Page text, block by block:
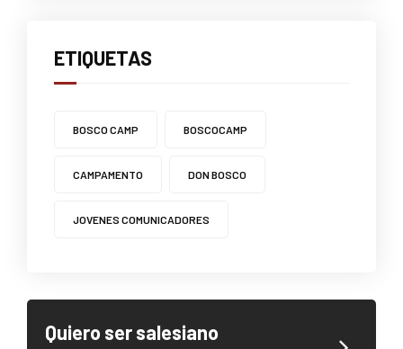
ETIQUETAS
BOSCO CAMP BOSCOCAMP
CAMPAMENTO DON BOSCO
JOVENES COMUNICADORES
Quiero ser salesiano